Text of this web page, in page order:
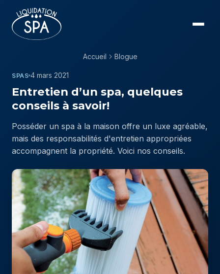
Accueil Blogue
SPAS 4 mars 2021
Entretien d’un spa, quelques
conseils à savoir!
Posséder un spa à la maison offre un luxe agréable,
mais des responsabilités d'entretien appropriées
accompagnent la propriété. Voici nos conseils.